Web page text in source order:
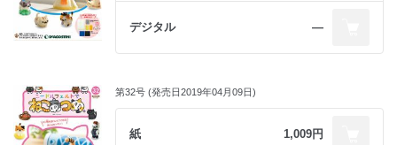
デジタル ―
第32号 (発売日2019年04月09日)
紙 1,009円